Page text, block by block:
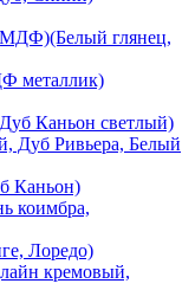
глянец,
металлик)
Каньон светлый)
Дуб Ривьера, Белый
Каньон)
коимбра,
Лоредо)
кремовый,